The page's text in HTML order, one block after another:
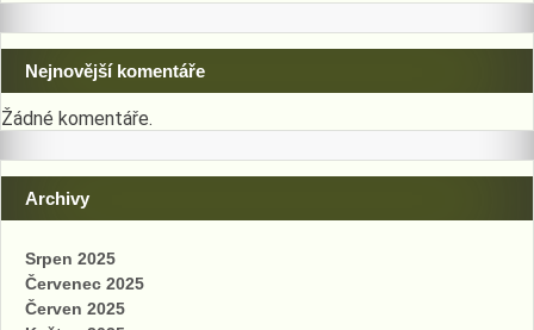
Nejnovější komentáře
Žádné komentáře.
Archivy
Srpen 2025
Červenec 2025
Červen 2025